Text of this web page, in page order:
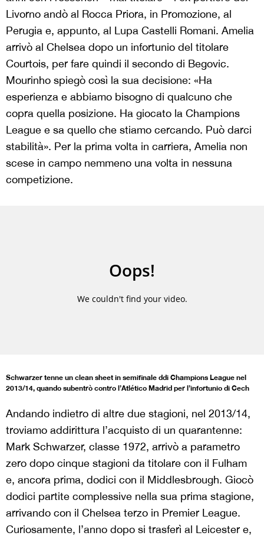
Livorno andò al Rocca Priora, in Promozione, al
Perugia e, appunto, al Lupa Castelli Romani. Amelia
arrivò al Chelsea dopo un infortunio del titolare
Courtois, per fare quindi il secondo di Begovic.
Mourinho spiegò così la sua decisione: «Ha
esperienza e abbiamo bisogno di qualcuno che
copra quella posizione. Ha giocato la Champions
League e sa quello che stiamo cercando. Può darci
stabilità». Per la prima volta in carriera, Amelia non
scese in campo nemmeno una volta in nessuna
competizione.
Schwarzer tenne un clean sheet in semifinale ddi Champions League nel
2013/14, quando subentrò contro l’Atlético Madrid per l’infortunio di Cech
Andando indietro di altre due stagioni, nel 2013/14,
troviamo addirittura l’acquisto di un quarantenne:
Mark Schwarzer, classe 1972, arrivò a parametro
zero dopo cinque stagioni da titolare con il Fulham
e, ancora prima, dodici con il Middlesbrough. Giocò
dodici partite complessive nella sua prima stagione,
arrivando con il Chelsea terzo in Premier League.
Curiosamente, l’anno dopo si trasferì al Leicester e,